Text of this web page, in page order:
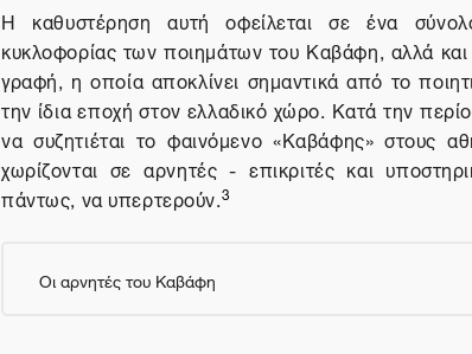
Η καθυστέρηση αυτή οφείλεται σε ένα
κυκλοφορίας των ποιημάτων του Καβάφη, αλλά και
γραφή, η οποία αποκλίνει σημαντικά από το
την ίδια εποχή στον ελλαδικό χώρο. Κατά την
να συζητιέται το φαινόμενο «Καβάφης» στους
χωρίζονται σε αρνητές - επικριτές και
πάντως, να υπερτερούν.3
Οι αρνητές του Καβάφη